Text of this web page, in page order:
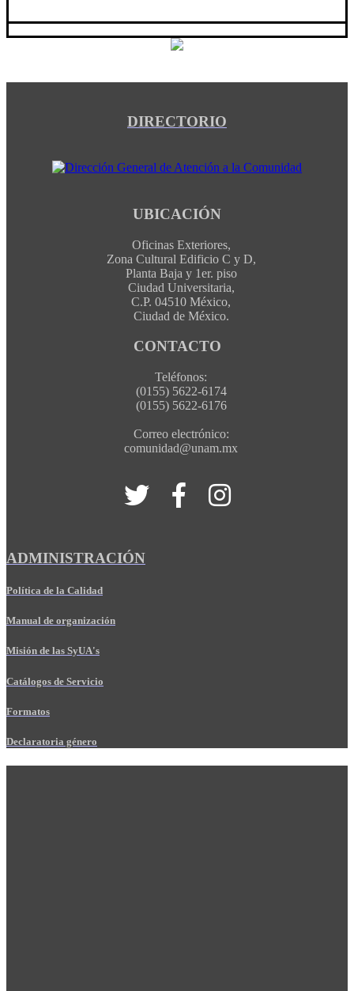
DIRECTORIO
UBICACIÓN
Oficinas Exteriores,
Zona Cultural Edificio C y D,
Planta Baja y 1er. piso
Ciudad Universitaria,
C.P. 04510 México,
Ciudad de México.
CONTACTO
Teléfonos:
(0155) 5622-6174
(0155) 5622-6176
Correo electrónico:
comunidad@unam.mx
ADMINISTRACIÓN
Política de la Calidad
Manual de organización
Misión de las SyUA's
Catálogos de Servicio
Formatos
Declaratoria género